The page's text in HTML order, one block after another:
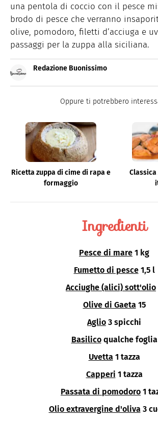
una pentola di coccio con il pesce
brodo di pesce che verranno
olive, pomodoro, filetti d’acciuga e
passaggi per la zuppa alla siciliana.
Redazione Buonissimo
quale trovi idee veloci, facili e
Oppure ti potrebbero
Ricetta zuppa di cime di rapa e
formaggio
Ingredienti
Pesce di mare 1 kg
Fumetto di pesce 1,5 l
Acciughe (alici) sott'olio
Olive di Gaeta 15
Aglio 3 spicchi
Basilico qualche foglia
Uvetta 1 tazza
Capperi 1 tazza
Passata di pomodoro 1
Olio extravergine d'oliva 3